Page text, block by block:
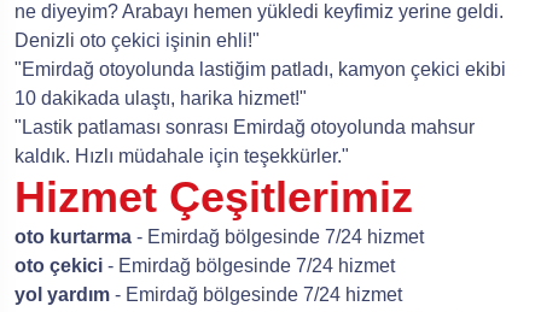
ne diyeyim? Arabayı hemen yükledi keyfimiz yerine geldi.
Denizli oto çekici işinin ehli!"
"Emirdağ otoyolunda lastiğim patladı, kamyon çekici ekibi
10 dakikada ulaştı, harika hizmet!"
"Lastik patlaması sonrası Emirdağ otoyolunda mahsur
kaldık. Hızlı müdahale için teşekkürler."
Hizmet Çeşitlerimiz
oto kurtarma - Emirdağ bölgesinde 7/24 hizmet
oto çekici - Emirdağ bölgesinde 7/24 hizmet
yol yardım - Emirdağ bölgesinde 7/24 hizmet